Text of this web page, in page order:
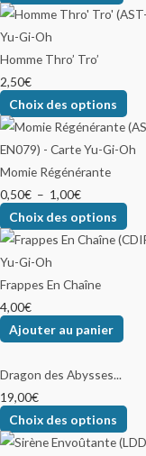
Homme Thro’ Tro’
2,50€
Choix des options
Momie Régénérante
0,50€ – 1,00€
Choix des options
Frappes En Chaîne
4,00€
Ajouter au panier
Dragon des Abysses...
19,00€
Choix des options